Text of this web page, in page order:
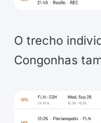
O trecho
Congonhas